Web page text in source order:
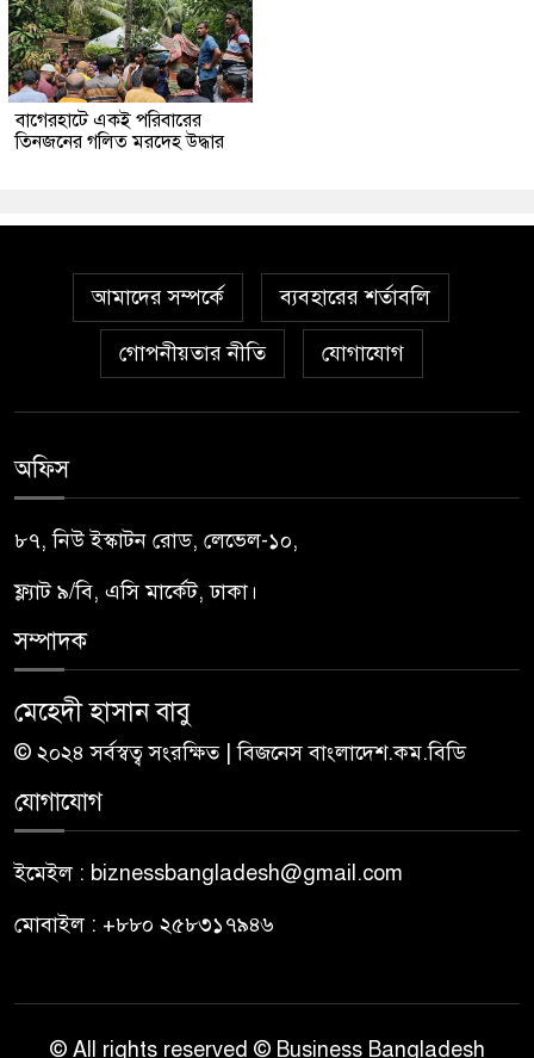
‎বাগেরহাটে একই পরিবারের
তিনজনের গলিত মরদেহ উদ্ধার
আমাদের সম্পর্কে ব্যবহারের শর্তাবলি
গোপনীয়তার নীতি যোগাযোগ
অফিস
৮৭, নিউ ইস্কাটন রোড, লেভেল-১০,
ফ্ল্যাট ৯/বি, এসি মার্কেট, ঢাকা।
সম্পাদক
মেহেদী হাসান বাবু
© ২০২৪ সর্বস্বত্ব সংরক্ষিত | বিজনেস বাংলাদেশ.কম.বিডি
যোগাযোগ
ইমেইল : biznessbangladesh@gmail.com
মোবাইল : +৮৮০ ২৫৮৩১৭৯৪৬
© All rights reserved © Business Bangladesh